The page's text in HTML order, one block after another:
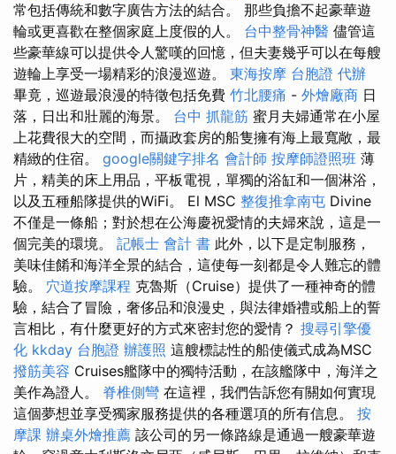
常包括傳統和數字廣告方法的結合。 那些負擔不起豪華遊
輪或更喜歡在整個家庭上度假的人。 台中整骨神醫 儘管這
些豪華線可以提供令人驚嘆的回憶，但夫妻幾乎可以在每艘
遊輪上享受一場精彩的浪漫巡遊。 東海按摩 台胞證 代辦
畢竟，巡遊最浪漫的特徵包括免費 竹北腰痛 - 外燴廠商 日
落，日出和壯麗的海景。 台中 抓龍筋 蜜月夫婦通常在小屋
上花費很大的空間，而攝政套房的船隻擁有海上最寬敞，最
精緻的住宿。 google關鍵字排名 會計師 按摩師證照班 薄
片，精美的床上用品，平板電視，單獨的浴缸和一個淋浴，
以及五種船隊提供的WiFi。 El MSC 整復推拿南屯 Divine
不僅是一條船；對於想在公海慶祝愛情的夫婦來說，這是一
個完美的環境。 記帳士 會計 書 此外，以下是定制服務，
美味佳餚和海洋全景的結合，這使每一刻都是令人難忘的體
驗。 穴道按摩課程 克魯斯（Cruise）提供了一種神奇的體
驗，結合了冒險，奢侈品和浪漫史，與法律婚禮或船上的誓
言相比，有什麼更好的方式來密封您的愛情？ 搜尋引擎優
化 kkday 台胞證 辦護照 這艘標誌性的船使儀式成為MSC
撥筋美容 Cruises艦隊中的獨特活動，在該艦隊中，海洋之
美作為證人。 脊椎側彎 在這裡，我們告訴您有關如何實現
這個夢想並享受獨家服務提供的各種選項的所有信息。 按
摩課 辦桌外燴推薦 該公司的另一條路線是通過一艘豪華遊